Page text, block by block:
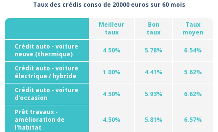
Taux des crédis conso de 20000 euros sur 60 mois
Meilleur
taux
Bon
taux
Taux
moyen
Crédit auto - voiture
neuve (thermique)
4.50% 5.78% 6.54%
Crédit auto - voiture
électrique / hybride
1.00% 4.41% 5.62%
Crédit auto - voiture
d'occasion
4.50% 5.93% 6.62%
Prêt travaux -
amélioration de
l'habitat
4.50% 5.81% 6.57%